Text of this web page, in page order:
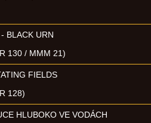
BLACK URN
130 / MMM 21)
FIELDS
128)
HLUBOKO VE VODÁCH